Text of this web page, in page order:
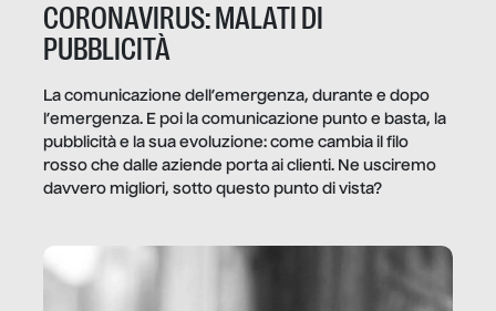
CORONAVIRUS: MALATI DI
PUBBLICITÀ
La comunicazione dell’emergenza, durante e dopo
l’emergenza. E poi la comunicazione punto e basta, la
pubblicità e la sua evoluzione: come cambia il filo
rosso che dalle aziende porta ai clienti. Ne usciremo
davvero migliori, sotto questo punto di vista?